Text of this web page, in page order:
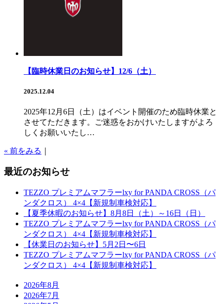
【臨時休業日のお知らせ】12/6（土）
2025.12.04
2025年12月6日（土）はイベント開催のため臨時休業と
させてただきます。ご迷惑をおかけいたしますがよろ
しくお願いいたし…
« 前をみる
最近のお知らせ
TEZZO プレミアムマフラーlxy for PANDA CROSS（パ
ンダクロス） 4×4【新規制車検対応】
【夏季休暇のお知らせ】8月8日（土）～16日（日）
TEZZO プレミアムマフラーlxy for PANDA CROSS（パ
ンダクロス） 4×4【新規制車検対応】
【休業日のお知らせ】5月2日〜6日
TEZZO プレミアムマフラーlxy for PANDA CROSS（パ
ンダクロス） 4×4【新規制車検対応】
2026年8月
2026年7月